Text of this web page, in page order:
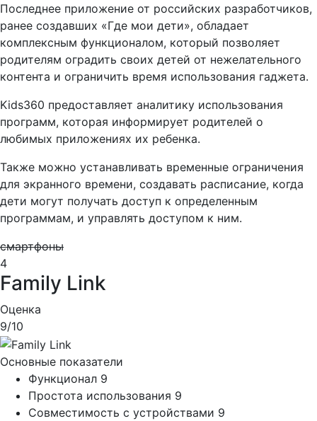
Последнее приложение от российских разработчиков,
ранее создавших «Где мои дети», обладает
комплексным функционалом, который позволяет
родителям оградить своих детей от нежелательного
контента и ограничить время использования гаджета.
Kids360 предоставляет аналитику использования
программ, которая информирует родителей о
любимых приложениях их ребенка.
Также можно устанавливать временные ограничения
для экранного времени, создавать расписание, когда
дети могут получать доступ к определенным
программам, и управлять доступом к ним.
смартфоны
4
Family Link
Оценка
9/10
Основные показатели
Функционал 9
Простота использования 9
Совместимость с устройствами 9